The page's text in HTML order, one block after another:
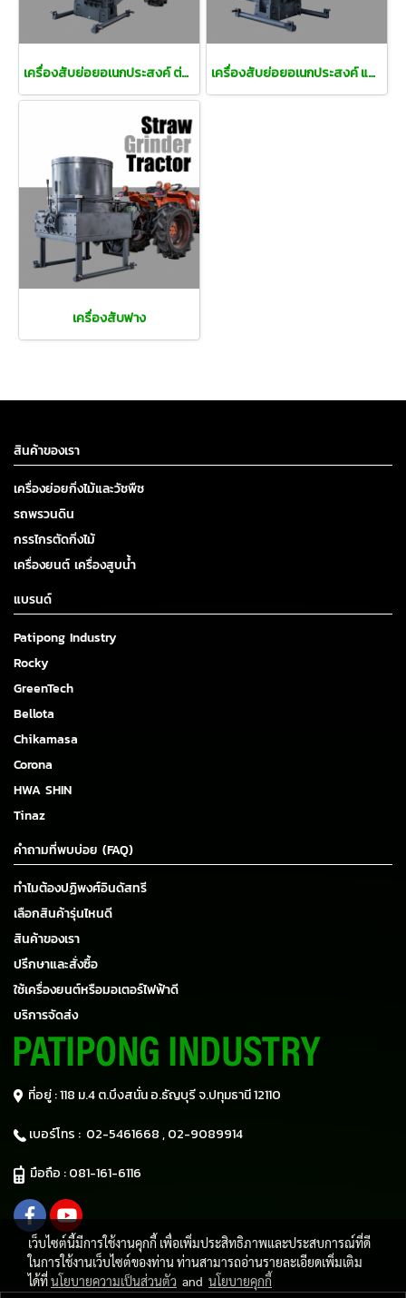
เครื่องสับย่อยอเนกประสงค์ ต่อท้ายแทรคเตอร์ เครื่องสับย่อยอเนกประสงค์ แบบต่อท้ายแทรคเตอร์
เครื่องสับฟาง
สินค้าของเรา
เครื่องย่อยกิ่งไม้และวัชพืช
รถพรวนดิน
กรรไกรตัดกิ่งไม้
เครื่องยนต์ เครื่องสูบน้ำ
แบรนด์
Patipong Industry
Rocky
GreenTech
Bellota
Chikamasa
Corona
HWA SHIN
Tinaz
คำถามที่พบบ่อย (FAQ)
ทำไมต้องปฏิพงศ์อินดัสทรี
เลือกสินค้ารุ่นไหนดี
สินค้าของเรา
ปรึกษาและสั่งซื้อ
ใช้เครื่องยนต์หรือมอเตอร์ไฟฟ้าดี
บริการจัดส่ง
ที่อยู่ : 118 ม.4 ต.บึงสนั่น อ.ธัญบุรีจ.ปทุมธานี 12110
เบอร์โทร : 02-5461668 ,02-9089914
มือถือ :081-161-6116
เว็บไซต์นี้มีการใช้งานคุกกี้ เพื่อเพิ่มประสิทธิภาพและประสบการณ์ที่ดี
ในการใช้งานเว็บไซต์ของท่าน ท่านสามารถอ่านรายละเอียดเพิ่มเติม
ได้ที่นโยบายความเป็นส่วนตัว and นโยบายคุกกี้